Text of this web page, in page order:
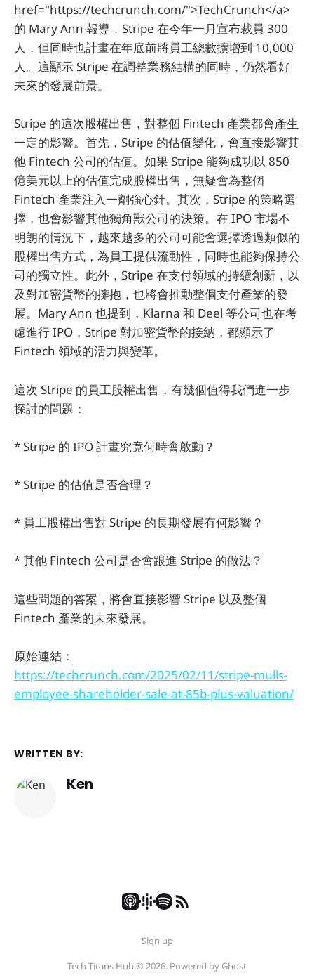
href="https://techcrunch.com/">TechCrunch</a>
的 Mary Ann 報導，Stripe 在今年一月宣布裁員 300
人，但同時也計畫在年底前將員工總數擴增到 10,000
人。這顯示 Stripe 在調整業務結構的同時，仍然看好
未來的發展前景。
Stripe 的這次股權出售，對整個 Fintech 產業都會產生
一定的影響。首先，Stripe 的估值變化，會直接影響其
他 Fintech 公司的估值。如果 Stripe 能夠成功以 850
億美元以上的估值完成股權出售，無疑會為整個
Fintech 產業注入一劑強心針。其次，Stripe 的策略選
擇，也會影響其他獨角獸公司的決策。在 IPO 市場不
明朗的情況下，越來越多的公司可能會選擇透過類似的
股權出售方式，為員工提供流動性，同時也能夠保持公
司的獨立性。此外，Stripe 在支付領域的持續創新，以
及對加密貨幣的擁抱，也將會推動整個支付產業的發
展。Mary Ann 也提到，Klarna 和 Deel 等公司也在考
慮進行 IPO，Stripe 對加密貨幣的接納，都顯示了
Fintech 領域的活力與變革。
這次 Stripe 的員工股權出售，有幾個值得我們進一步
探討的問題：
* Stripe 的 IPO 計畫究竟何時會啟動？
* Stripe 的估值是否合理？
* 員工股權出售對 Stripe 的長期發展有何影響？
* 其他 Fintech 公司是否會跟進 Stripe 的做法？
這些問題的答案，將會直接影響 Stripe 以及整個
Fintech 產業的未來發展。
原始連結：
https://techcrunch.com/2025/02/11/stripe-mulls-
employee-shareholder-sale-at-85b-plus-valuation/
WRITTEN BY:
Ken
Sign up
Tech Titans Hub © 2026. Powered by Ghost